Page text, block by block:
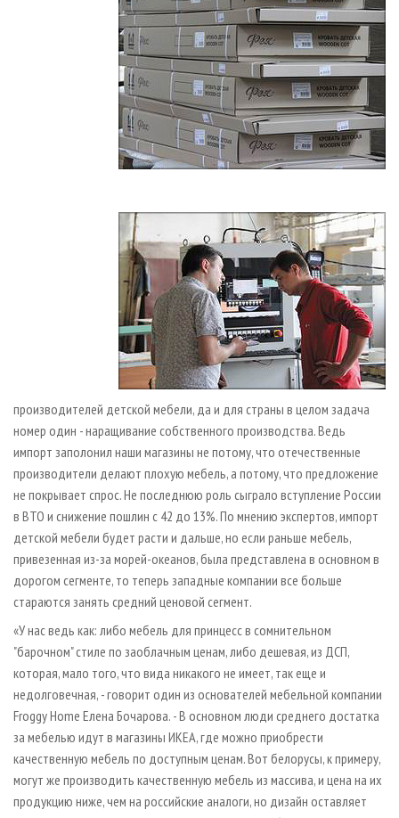
производителей детской мебели, да и для страны в целом задача
номер один - наращивание собственного производства. Ведь
импорт заполонил наши магазины не потому, что отечественные
производители делают плохую мебель, а потому, что предложение
не покрывает спрос. Не последнюю роль сыграло вступление России
в ВТО и снижение пошлин с 42 до 13%. По мнению экспертов, импорт
детской мебели будет расти и дальше, но если раньше мебель,
привезенная из-за морей-океанов, была представлена в основном в
дорогом сегменте, то теперь западные компании все больше
стараются занять средний ценовой сегмент.
«У нас ведь как: либо мебель для принцесс в сомнительном
"барочном" стиле по заоблачным ценам, либо дешевая, из ДСП,
которая, мало того, что вида никакого не имеет, так еще и
недолговечная, - говорит один из основателей мебельной компании
Froggy Home Елена Бочарова. - В основном люди среднего достатка
за мебелью идут в магазины ИКЕА, где можно приобрести
качественную мебель по доступным ценам. Вот белорусы, к примеру,
могут же производить качественную мебель из массива, и цена на их
продукцию ниже, чем на российские аналоги, но дизайн оставляет